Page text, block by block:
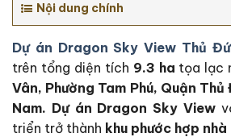
Nội dung chính
Dự án Dragon Sky View Thủ
trên tổng diện tích 9.3 ha tọa lạc
Vân, Phường Tam Phú, Quận Thủ
Nam. Dự án Dragon Sky View
triển trở thành khu phước hợp